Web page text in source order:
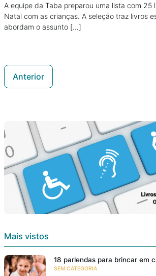
A equipe da Taba preparou uma lista com 25
Natal com as crianças. A seleção traz livros
abordam o assunto […]
Anterior
Mais vistos
18 parlendas para brincar em
SEM CATEGORIA